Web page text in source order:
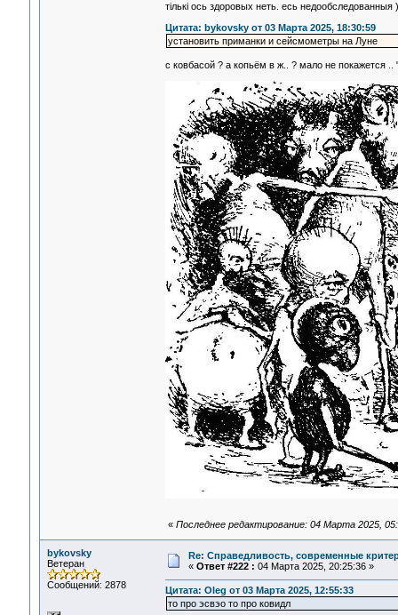
тiлькi ось здоровых неть. есь недообследованныя
Цитата: bykovsky от 03 Марта 2025, 18:30:59
установить приманки и сейсмометры на Луне
с ковбасой ? а копьём в ж.. ? мало не покажется
« Последнее редактирование: 04 Марта 2025,
bykovsky
Ветеран
Сообщений: 2878
Re: Справедливость, современные
« Ответ #222 : 04 Марта 2025, 20:25:36 »
Цитата: Oleg от 03 Марта 2025, 12:55:33
то про эсвэо то про ковидл